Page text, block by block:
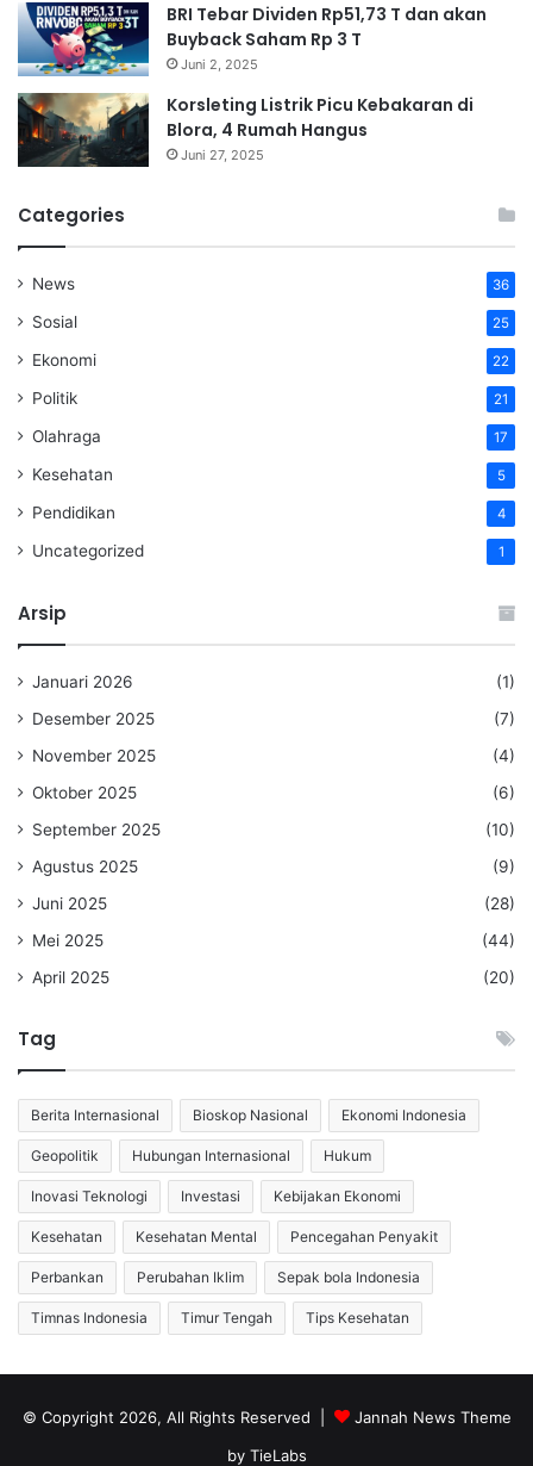
BRI Tebar Dividen Rp51,73 T dan akan
Buyback Saham Rp 3 T
Juni 2, 2025
Korsleting Listrik Picu Kebakaran di
Blora, 4 Rumah Hangus
Juni 27, 2025
Categories
News 36
Sosial 25
Ekonomi 22
Politik 21
Olahraga 17
Kesehatan 5
Pendidikan 4
Uncategorized 1
Arsip
Januari 2026
(1)
Desember 2025
(7)
November 2025
(4)
Oktober 2025
(6)
September 2025
(10)
Agustus 2025
(9)
Juni 2025
(28)
Mei 2025
(44)
April 2025
(20)
Tag
Berita Internasional Bioskop Nasional Ekonomi Indonesia
Geopolitik Hubungan Internasional Hukum
Inovasi Teknologi Investasi Kebijakan Ekonomi
Kesehatan Kesehatan Mental Pencegahan Penyakit
Perbankan Perubahan Iklim Sepak bola Indonesia
Timnas Indonesia Timur Tengah Tips Kesehatan
© Copyright 2026, All Rights Reserved |
Jannah News Theme
by TieLabs